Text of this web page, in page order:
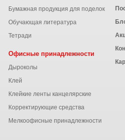
Бумажная продукция для поделок
Обучающая литература
Тетради
Офисные принадлежности
Дыроколы
Клей
Клейкие ленты канцелярские
Корректирующие средства
Мелкоофисные принадлежности